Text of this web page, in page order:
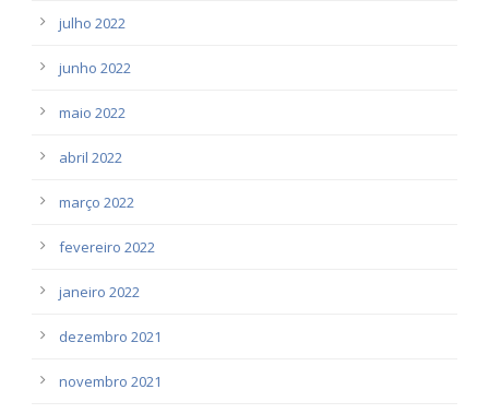
julho 2022
junho 2022
maio 2022
abril 2022
março 2022
fevereiro 2022
janeiro 2022
dezembro 2021
novembro 2021